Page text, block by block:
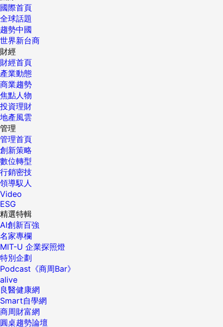
國際首頁
全球話題
趨勢中國
世界新台商
財經
財經首頁
產業動態
商業趨勢
焦點人物
投資理財
地產風雲
管理
管理首頁
創新策略
數位轉型
行銷密技
領導馭人
Video
ESG
精選特輯
AI創新百強
名家專欄
MIT-U 企業探照燈
特別企劃
Podcast《商周Bar》
alive
良醫健康網
Smart自學網
商周財富網
圓桌趨勢論壇